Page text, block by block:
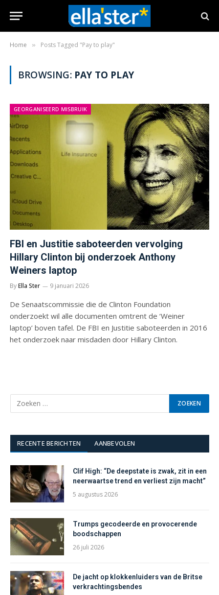
Home » Posts Tagged "Pay to play"
BROWSING: PAY TO PLAY
GEORGANISEERD MISBRUIK
FBI en Justitie saboteerden vervolging
Hillary Clinton bij onderzoek Anthony
Weiners laptop
ByElla Ster 9 januari 2026
De Senaatscommissie die de Clinton Foundation
onderzoekt wil alle documenten omtrent de ‘Weiner
laptop’ boven tafel. De FBI en Justitie saboteerden in 2016
het onderzoek naar misdaden door Hillary Clinton.
RECENTE BERICHTEN AANBEVOLEN
Clif High: “De deepstate is zwak, zit in een
neerwaartse trend en verliest zijn macht”
5 augustus 2026
Trumps gecodeerde en provocerende
boodschappen
26 juli 2026
De jacht op klokkenluiders van de Britse
verkrachtingsbendes